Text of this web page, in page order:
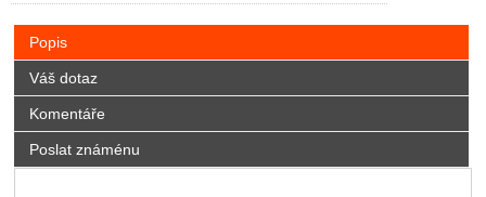
Popis
Váš dotaz
Komentáře
Poslat známénu